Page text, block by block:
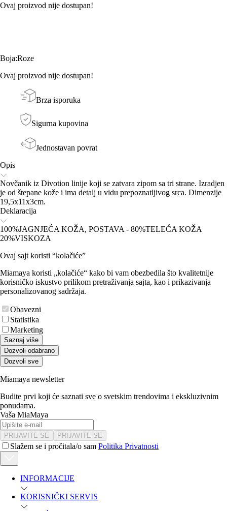
Ovaj proizvod nije dostupan!
Boja:Roze
Ovaj proizvod nije dostupan!
Brza isporuka
Sigurna kupovina
Jednostavan povrat
Opis
Novčanik iz Divotion linije koji se zatvara zipom sa tri strane. Izradjen
je od štepane kože i ima detalj u vidu prepoznatljivog srca. Dimenzije
19,5x11x3cm.
Deklaracija
100%JAGNJEĆA KOŽA, POSTAVA - 80%TELEĆA KOŽA
20%VISKOZA
Ovaj sajt koristi “kolačiće”
Miamaya koristi „kolačiće“ kako bi vam obezbedila što kvalitetnije
korisničko iskustvo prilikom pretraživanja sajta, kao i prikazivanja
personalizovanog sadržaja.
Obavezni
Statistika
Marketing
Saznaj više
Dozvoli odabrano
Dozvoli sve
Miamaya newsletter
Budite prvi koji će saznati sve o svetskim trendovima i ekskluzivnim
ponudama.
Vaša MiaMaya
PRIJAVITE SE PRIJAVITE SE
Slažem se i pročitala/o sam Politika Privatnosti
INFORMACIJE
KORISNIČKI SERVIS